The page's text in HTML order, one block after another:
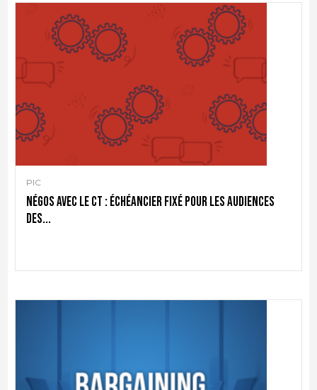
PIC
Négos avec le CT : échéancier fixé pour les audiences
des...